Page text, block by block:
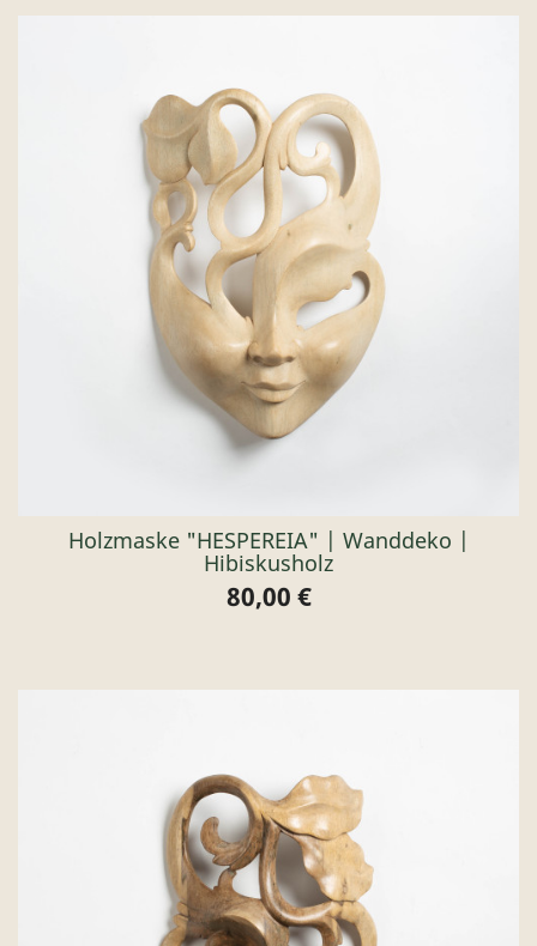
Holzmaske "HESPEREIA" | Wanddeko |
Hibiskusholz
Preis
80,00 €